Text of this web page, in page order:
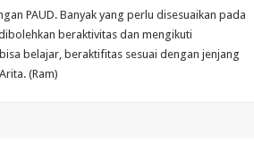
PAUD. Banyak yang perlu disesuaikan pada
beraktivitas dan mengikuti
belajar, beraktifitas sesuai dengan jenjang
(Ram)